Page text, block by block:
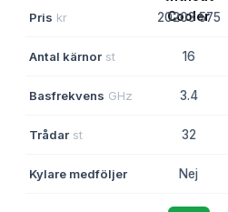
Pris kr 20203 575
Antal kärnor st 16
Basfrekvens GHz 3.4
Trådar st 32
Kylare medföljer Nej